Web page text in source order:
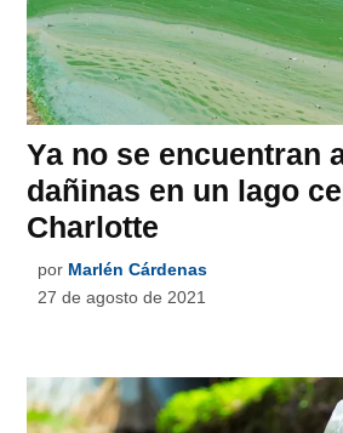
Ya no se encuentran
dañinas en un lago
Charlotte
por Marlén Cárdenas
27 de agosto de 2021